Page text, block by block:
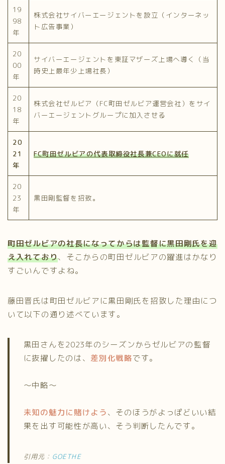
19
98
年
株式会社サイバーエージェントを設立（インターネッ
ト広告事業）
20
00
年
サイバーエージェントを東証マザーズ上場へ導く（当
時史上最年少上場社長）
20
18
年
株式会社ゼルビア（FC町田ゼルビア運営会社）をサイ
バーエージェントグループに加入させる
20
21
年
FC町田ゼルビアの代表取締役社長兼CEOに就任
20
23
年
黒田剛監督を招致。
町田ゼルビアの社長になってからは監督に黒田剛氏を迎
え入れており、そこからの町田ゼルビアの躍進はかなり
すごいんですよね。
藤田晋氏は町田ゼルビアに黒田剛氏を招致した理由につ
いて以下の通り述べています。
黒田さんを2023年のシーズンからゼルビアの監督
に抜擢したのは、 差別化戦略です。
～中略～
未知の魅力に賭けよう、そのほうがよっぽどいい結
果を出す可能性が高い、そう判断したんです。
引用元： GOETHE